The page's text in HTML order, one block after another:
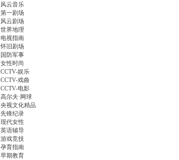
风云音乐
第一剧场
风云剧场
世界地理
电视指南
怀旧剧场
国防军事
女性时尚
CCTV-娱乐
CCTV-戏曲
CCTV-电影
高尔夫·网球
央视文化精品
先锋纪录
现代女性
英语辅导
游戏竞技
孕育指南
早期教育